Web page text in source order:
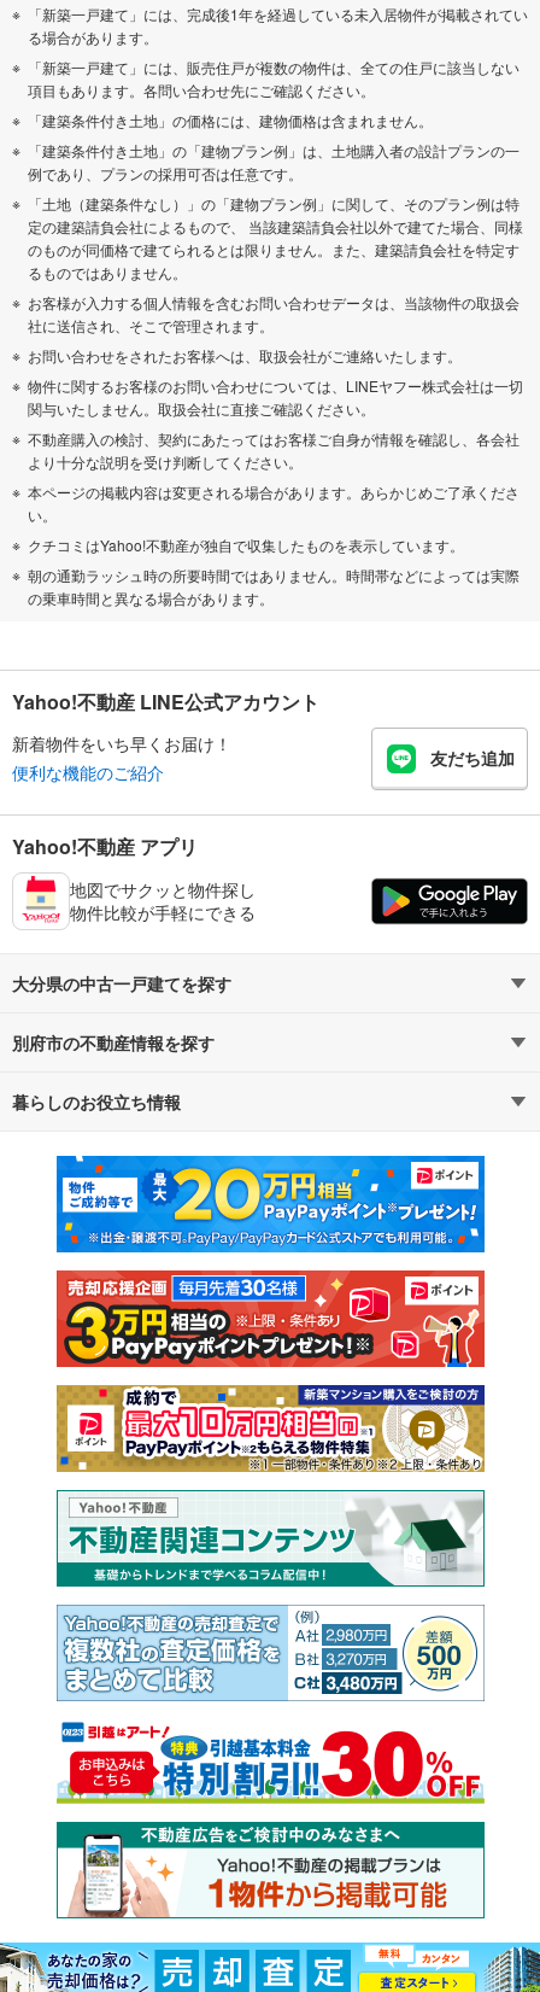
「新築一戸建て」には、完成後1年を経過している未入居物件が掲載されてい
る場合があります。
「新築一戸建て」には、販売住戸が複数の物件は、全ての住戸に該当しない
項目もあります。各問い合わせ先にご確認ください。
「建築条件付き土地」の価格には、建物価格は含まれません。
「建築条件付き土地」の「建物プラン例」は、土地購入者の設計プランの一
例であり、プランの採用可否は任意です。
「土地（建築条件なし）」の「建物プラン例」に関して、そのプラン例は特
定の建築請負会社によるもので、 当該建築請負会社以外で建てた場合、同様
のものが同価格で建てられるとは限りません。また、建築請負会社を特定す
るものではありません。
お客様が入力する個人情報を含むお問い合わせデータは、当該物件の取扱会
社に送信され、そこで管理されます。
お問い合わせをされたお客様へは、取扱会社がご連絡いたします。
物件に関するお客様のお問い合わせについては、LINEヤフー株式会社は一切
関与いたしません。取扱会社に直接ご確認ください。
不動産購入の検討、契約にあたってはお客様ご自身が情報を確認し、各会社
より十分な説明を受け判断してください。
本ページの掲載内容は変更される場合があります。あらかじめご了承くださ
い。
クチコミはYahoo!不動産が独自で収集したものを表示しています。
朝の通勤ラッシュ時の所要時間ではありません。時間帯などによっては実際
の乗車時間と異なる場合があります。
Yahoo!不動産 LINE公式アカウント
新着物件をいち早くお届け！
便利な機能のご紹介
友だち追加
Yahoo!不動産 アプリ
地図でサクッと物件探し
物件比較が手軽にできる
大分県の中古一戸建てを探す
路線・駅から探す
通勤・通学時間から探す
別府市の不動産情報を探す
不動産・住宅
新築マンション 中古マンション
新築一戸建て 中古一戸建て
注文住宅 土地
売却査定
暮らしのお役立ち情報
マンションカタログ 教えて！住まいの先生